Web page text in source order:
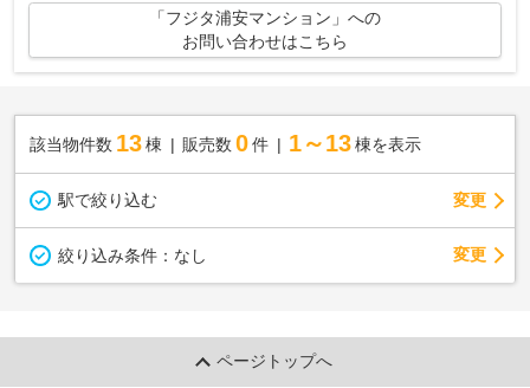
「フジタ浦安マンション」への
お問い合わせはこちら
該当物件数 13棟 販売数 0 件 1～13 棟を表示
駅で絞り込む 変更
絞り込み条件： なし 変更
ページトップへ